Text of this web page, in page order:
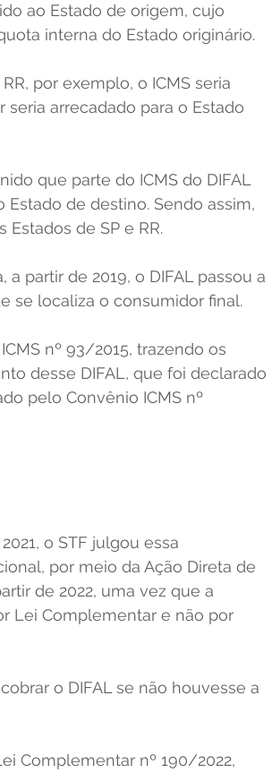
ao Estado de origem, cujo
interna do Estado originário.
por exemplo, o ICMS seria
arrecadado para o Estado
que parte do ICMS do DIFAL
de destino. Sendo assim,
de SP e RR.
partir de 2019, o DIFAL passou a
se localiza o consumidor final.
nº 93/2015, trazendo os
desse DIFAL, que foi declarado
pelo Convênio ICMS nº
o STF julgou essa
por meio da Ação Direta de
de 2022, uma vez que a
Lei Complementar e não por
o DIFAL se não houvesse a
Complementar nº 190/2022,